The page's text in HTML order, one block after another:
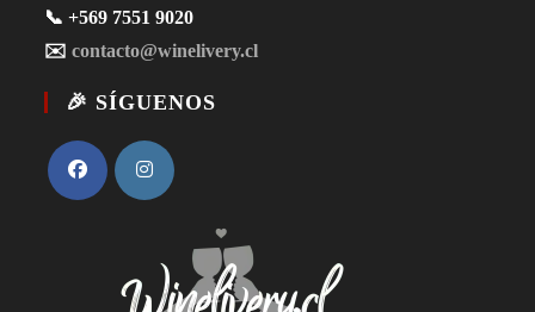
📞 +569 7551 9020
✉️contacto@winelivery.cl
🎉 SÍGUENOS